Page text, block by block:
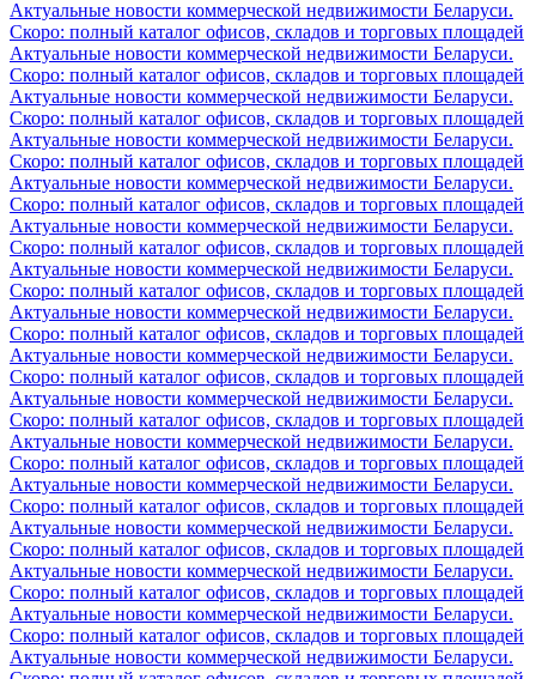
Актуальные новости коммерческой недвижимости Беларуси.
Скоро: полный каталог офисов, складов и торговых площадей
Актуальные новости коммерческой недвижимости Беларуси.
Скоро: полный каталог офисов, складов и торговых площадей
Актуальные новости коммерческой недвижимости Беларуси.
Скоро: полный каталог офисов, складов и торговых площадей
Актуальные новости коммерческой недвижимости Беларуси.
Скоро: полный каталог офисов, складов и торговых площадей
Актуальные новости коммерческой недвижимости Беларуси.
Скоро: полный каталог офисов, складов и торговых площадей
Актуальные новости коммерческой недвижимости Беларуси.
Скоро: полный каталог офисов, складов и торговых площадей
Актуальные новости коммерческой недвижимости Беларуси.
Скоро: полный каталог офисов, складов и торговых площадей
Актуальные новости коммерческой недвижимости Беларуси.
Скоро: полный каталог офисов, складов и торговых площадей
Актуальные новости коммерческой недвижимости Беларуси.
Скоро: полный каталог офисов, складов и торговых площадей
Актуальные новости коммерческой недвижимости Беларуси.
Скоро: полный каталог офисов, складов и торговых площадей
Актуальные новости коммерческой недвижимости Беларуси.
Скоро: полный каталог офисов, складов и торговых площадей
Актуальные новости коммерческой недвижимости Беларуси.
Скоро: полный каталог офисов, складов и торговых площадей
Актуальные новости коммерческой недвижимости Беларуси.
Скоро: полный каталог офисов, складов и торговых площадей
Актуальные новости коммерческой недвижимости Беларуси.
Скоро: полный каталог офисов, складов и торговых площадей
Актуальные новости коммерческой недвижимости Беларуси.
Скоро: полный каталог офисов, складов и торговых площадей
Актуальные новости коммерческой недвижимости Беларуси.